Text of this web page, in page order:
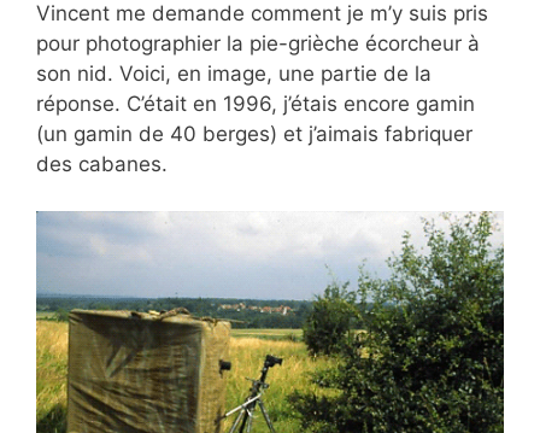
Vincent me demande comment je m’y suis pris
pour photographier la pie-grièche écorcheur à
son nid. Voici, en image, une partie de la
réponse. C’était en 1996, j’étais encore gamin
(un gamin de 40 berges) et j’aimais fabriquer
des cabanes.